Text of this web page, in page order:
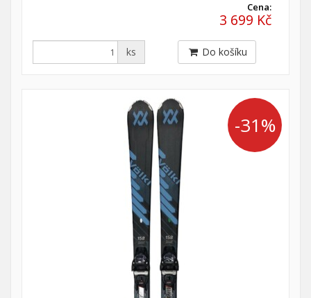
Cena:
3 699 Kč
ks Do košíku
-31%